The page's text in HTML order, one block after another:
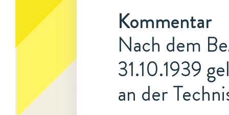
Kommentar
Nach dem
31.10.1939
an der